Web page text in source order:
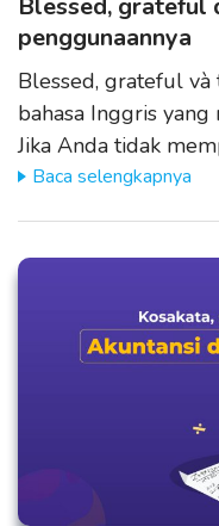
Blessed, grateful
penggunaannya
Blessed, grateful và
bahasa Inggris
Jika Anda tidak
Baca selengkapnya